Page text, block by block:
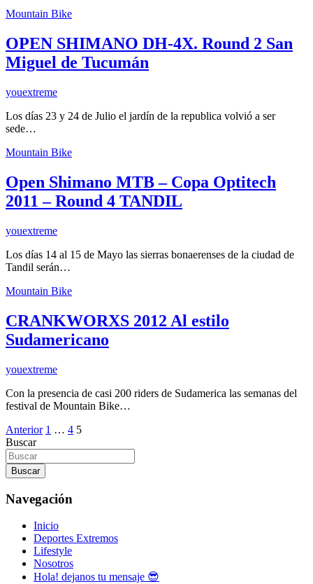
Mountain Bike
OPEN SHIMANO DH-4X. Round 2 San
Miguel de Tucumán
youextreme
Los días 23 y 24 de Julio el jardín de la republica volvió a ser
sede…
Mountain Bike
Open Shimano MTB – Copa Optitech
2011 – Round 4 TANDIL
youextreme
Los días 14 al 15 de Mayo las sierras bonaerenses de la ciudad de
Tandil serán…
Mountain Bike
CRANKWORXS 2012 Al estilo
Sudamericano
youextreme
Con la presencia de casi 200 riders de Sudamerica las semanas del
festival de Mountain Bike…
Paginación
de
entradas
Anterior 1 … 4 5
Buscar
Buscar
Navegación
Inicio
Deportes Extremos
Lifestyle
Nosotros
Hola! dejanos tu mensaje 😎